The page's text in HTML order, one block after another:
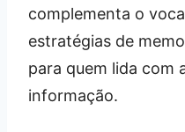
complementa o
estratégias de
para quem lida com
informação.